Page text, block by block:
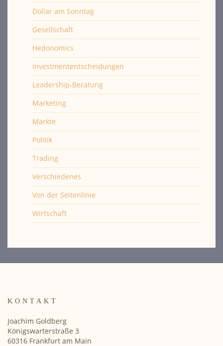
Dollar am Sonntag
Gesellschaft
Hedonomics
Investmententscheidungen
Leadership-Beratung
Marketing
Märkte
Politik
Trading
Verschiedenes
Von der Seitenlinie
Wirtschaft
KONTAKT
Joachim Goldberg
Königswarterstraße 3
60316 Frankfurt am Main